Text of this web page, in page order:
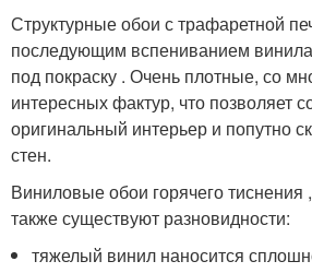
Структурные обои с трафаретной
последующим вспениванием
под покраску . Очень плотные, со
интересных фактур, что позволяет
оригинальный интерьер и попутно
стен.
Виниловые обои горячего тиснения
также существуют разновидности:
тяжелый винил наносится